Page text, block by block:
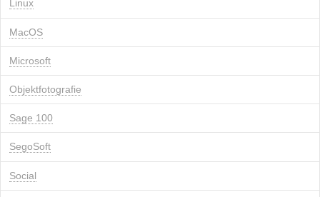
Linux
MacOS
Microsoft
Objektfotografie
Sage 100
SegoSoft
Social